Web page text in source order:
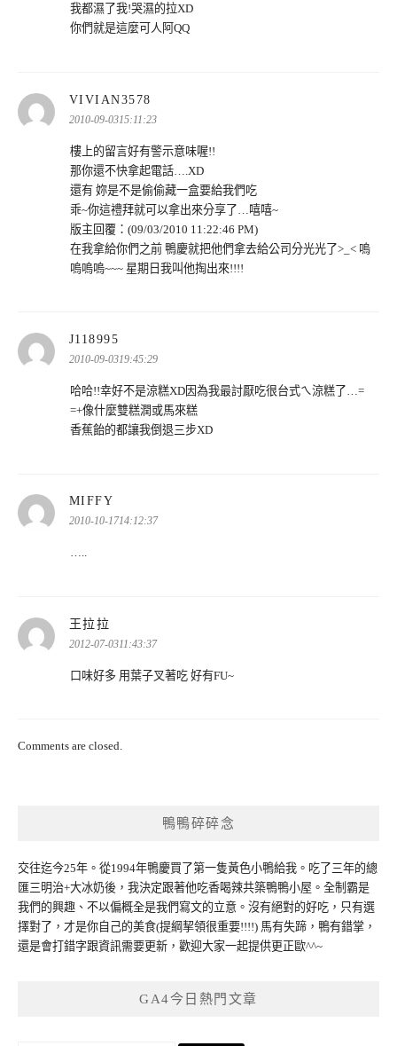
我都濕了我!哭濕的拉XD
你們就是這麼可人阿QQ
VIVIAN3578
示:
2010-09-0315:11:23
樓上的留言好有警示意味喔!!
那你還不快拿起電話….XD
還有 妳是不是偷偷藏一盒要給我們吃
乖~你這禮拜就可以拿出來分享了…嘻嘻~
版主回覆：(09/03/2010 11:22:46 PM)
在我拿給你們之前 鴨慶就把他們拿去給公司分光光了>_< 嗚
嗚嗚嗚~~~ 星期日我叫他掏出來!!!!
J118995
示:
2010-09-0319:45:29
哈哈!!幸好不是涼糕XD因為我最討厭吃很台式ㄟ涼糕了…=
=+像什麼雙糕潤或馬來糕
香蕉飴的都讓我倒退三步XD
MIFFY
示:
2010-10-1714:12:37
…..
王拉拉
示:
2012-07-0311:43:37
口味好多 用葉子叉著吃 好有FU~
Comments are closed.
鴨鴨碎碎念
交往迄今25年。從1994年鴨慶買了第一隻黃色小鴨給我。吃了三年的總
匯三明治+大冰奶後，我決定跟著他吃香喝辣共築鴨鴨小屋。全制霸是
我們的興趣、不以偏概全是我們寫文的立意。沒有絕對的好吃，只有選
擇對了，才是你自己的美食(提綱挈領很重要!!!!) 馬有失蹄，鴨有錯掌，
還是會打錯字跟資訊需要更新，歡迎大家一起提供更正歐^^~
GA4今日熱門文章